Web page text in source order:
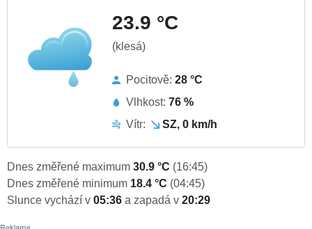
23.9 °C
(klesá)
Pocitově: 28 °C
Vlhkost: 76 %
Vítr:
SZ, 0 km/h
Dnes změřené maximum 30.9 °C (16:45)
Dnes změřené minimum 18.4 °C (04:45)
Slunce vychází v 05:36 a zapadá v 20:29